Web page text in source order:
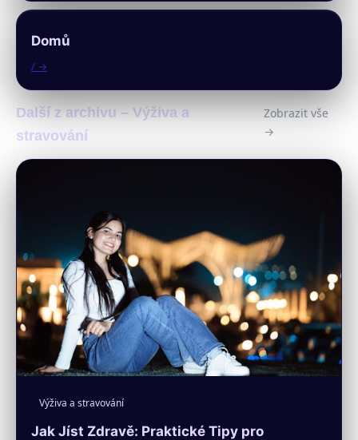
Domů
/ →
Další z archivu – Výživa a
stravování
Zobrazit vše
→
Výživa a stravování
Jak Jíst Zdravě: Praktické Tipy pro